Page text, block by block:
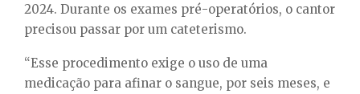
2024. Durante os exames pré-operatórios, o cantor
precisou passar por um cateterismo.
“Esse procedimento exige o uso de uma
medicação para afinar o sangue, por seis meses, e